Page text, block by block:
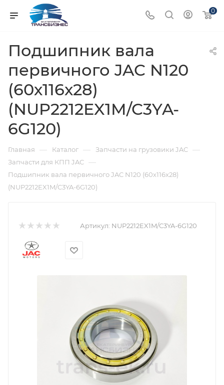
0
Подшипник вала
первичного JAC N120
(60х116х28)
(NUP2212EX1M/C3YA-
6G120)
Главная — Каталог — Запчасти на грузовики JAC —
Запчасти для КПП JAC —
Подшипник вала первичного JAC N120 (60х116х28)
(NUP2212EX1M/C3YA-6G120)
Артикул: NUP2212EX1M/C3YA-6G120